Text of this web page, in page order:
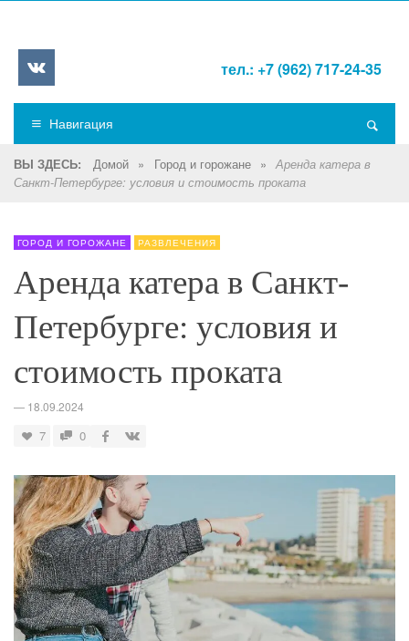
тел.: +7 (962) 717-24-35
Навигация
ВЫ ЗДЕСЬ: Домой » Город и горожане »
Аренда катера в
Санкт-Петербурге: условия и стоимость проката
ГОРОД И ГОРОЖАНЕ РАЗВЛЕЧЕНИЯ
Аренда катера в Санкт-
Петербурге: условия и
стоимость проката
— 18.09.2024
7 0